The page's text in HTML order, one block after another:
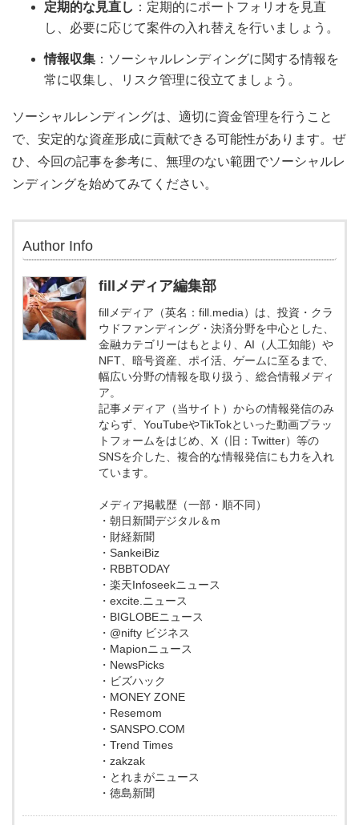
定期的な見直し ：定期的にポートフォリオを見直
し、必要に応じて案件の入れ替えを行いましょう。
情報収集 ：ソーシャルレンディングに関する情報を
常に収集し、リスク管理に役立てましょう。
ソーシャルレンディングは、適切に資金管理を行うこと
で、安定的な資産形成に貢献できる可能性があります。ぜ
ひ、今回の記事を参考に、無理のない範囲でソーシャルレ
ンディングを始めてみてください。
Author Info
fillメディア編集部
fillメディア（英名：fill.media）は、投資・クラ
ウドファンディング・決済分野を中心とした、
金融カテゴリーはもとより、AI（人工知能）や
NFT、暗号資産、ポイ活、ゲームに至るまで、
幅広い分野の情報を取り扱う、総合情報メディ
ア。
記事メディア（当サイト）からの情報発信のみ
ならず、YouTubeやTikTokといった動画プラッ
トフォームをはじめ、X（旧：Twitter）等の
SNSを介した、複合的な情報発信にも力を入れ
ています。
メディア掲載歴（一部・順不同）
・朝日新聞デジタル＆m
・財経新聞
・SankeiBiz
・RBBTODAY
・楽天Infoseekニュース
・excite.ニュース
・BIGLOBEニュース
・@nifty ビジネス
・Mapionニュース
・NewsPicks
・ビズハック
・MONEY ZONE
・Resemom
・SANSPO.COM
・Trend Times
・zakzak
・とれまがニュース
・徳島新聞